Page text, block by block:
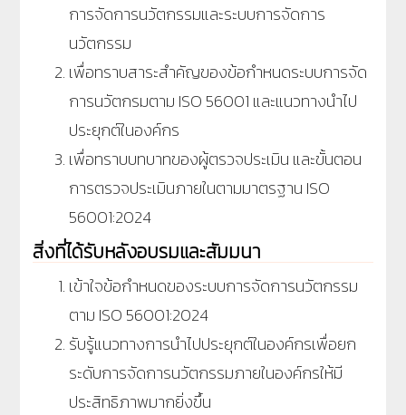
การจัดการนวัตกรรมและระบบการจัดการ
นวัตกรรม
เพื่อทราบสาระสำคัญของข้อกำหนดระบบการจัด
การนวัตกรมตาม ISO 56001 และแนวทางนำไป
ประยุกต์ในองค์กร
เพื่อทราบบทบาทของผู้ตรวจประเมิน และขั้นตอน
การตรวจประเมินภายในตามมาตรฐาน ISO
56001:2024
สิ่งที่ได้รับหลังอบรมและสัมมนา
เข้าใจข้อกำหนดของระบบการจัดการนวัตกรรม
ตาม ISO 56001:2024
รับรู้แนวทางการนำไปประยุกต์ในองค์กรเพื่อยก
ระดับการจัดการนวัตกรรมภายในองค์กรให้มี
ประสิทธิภาพมากยิ่งขึ้น